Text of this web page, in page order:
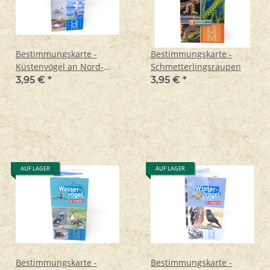
Bestimmungskarte -
Küstenvögel an Nord-
und Ostsee
3,95 € *
Bestimmungskarte -
Schmetterlingsraupen
3,95 € *
AUF LAGER
Bestimmungskarte -
AUF LAGER
Bestimmungskarte -